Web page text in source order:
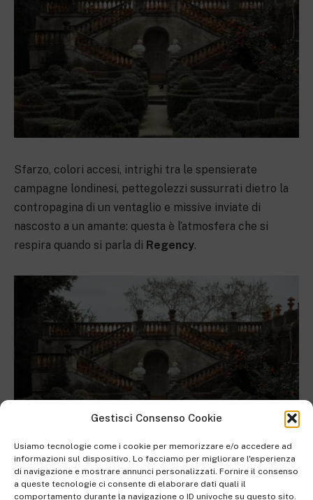
Gestisci Consenso Cookie
Usiamo tecnologie come i cookie per memorizzare e/o accedere ad
informazioni sul dispositivo. Lo facciamo per migliorare l'esperienza
di navigazione e mostrare annunci personalizzati. Fornire il consenso
a queste tecnologie ci consente di elaborare dati quali il
comportamento durante la navigazione o ID univoche su questo sito.
Sfarzo, colori accesi, intrighi tra le spensierate
campagne londinesi, pettegolezzi sussurrati dietro la
contropagina di un ventaglio e missive inviate di
nascosto a un amante: questa è l’atmosfera che si
respira quando si parla di Regency.
Prima diBridgerton: parla la storia